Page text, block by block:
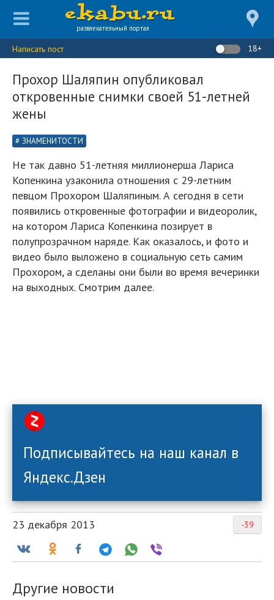
развлекательный портал
Написать пост 18+
Прохор Шаляпин опубликовал
откровенные снимки своей 51-летней
жены
ЗНАМЕНИТОСТИ
Не так давно 51-летняя миллионерша Лариса
Копенкина узаконила отношения с 29-летним
певцом Прохором Шаляпиным. А сегодня в сети
появились откровенные фотографии и видеоролик,
на котором Лариса Копенкина позирует в
полупрозрачном наряде. Как оказалось, и фото и
видео было выложено в социальную сеть самим
Прохором, а сделаны они были во время вечеринки
на выходных. Смотрим далее.
Подписывайтесь на наш канал в
Яндекс.Дзен
-39
23 декабря 2013
Другие новости